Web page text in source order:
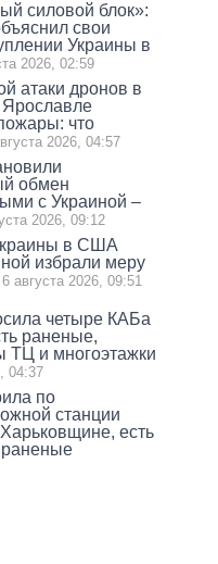
силовой блок»:
свои
Украины в
2026, 02:59
атаки дронов в
Ярославле
что
2026, 04:57
обмен
с Украиной –
2026, 09:12
в США
избрали меру
6 августа 2026, 09:51
четыре КАБа
раненые,
ТЦ и многоэтажки
04:37
по
станции
есть